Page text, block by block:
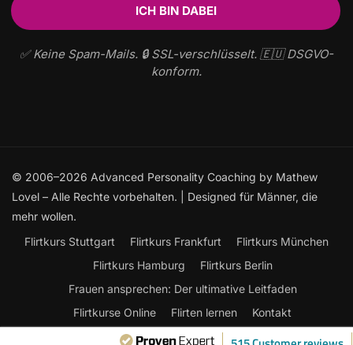
✅ Keine Spam-Mails. 🔒 SSL-verschlüsselt. 🇪🇺 DSGVO-
konform.
© 2006–2026 Advanced Personality Coaching by Mathew
Lovel – Alle Rechte vorbehalten. | Designed für Männer, die
mehr wollen.
Flirtkurs Stuttgart
Flirtkurs Frankfurt
Flirtkurs München
Flirtkurs Hamburg
Flirtkurs Berlin
Frauen ansprechen: Der ultimative Leitfaden
Flirtkurse Online
Flirten lernen Kontakt